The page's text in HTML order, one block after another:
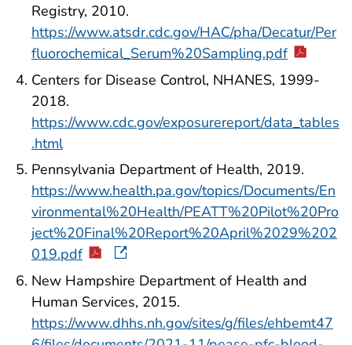
Registry, 2010.
https://www.atsdr.cdc.gov/HAC/pha/Decatur/Per
fluorochemical_Serum%20Sampling.pdf
Centers for Disease Control, NHANES, 1999-
2018.
https://www.cdc.gov/exposurereport/data_tables
.html
Pennsylvania Department of Health, 2019.
https://www.health.pa.gov/topics/Documents/En
vironmental%20Health/PEATT%20Pilot%20Pro
ject%20Final%20Report%20April%2029%202
019.pdf
New Hampshire Department of Health and
Human Services, 2015.
https://www.dhhs.nh.gov/sites/g/files/ehbemt47